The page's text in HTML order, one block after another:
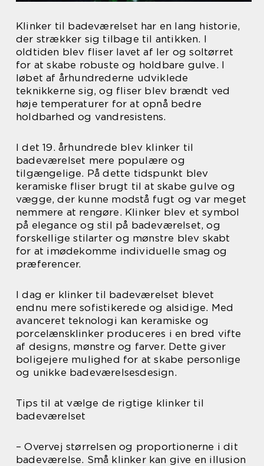
Klinker til badeværelset har en lang historie,
der strækker sig tilbage til antikken. I
oldtiden blev fliser lavet af ler og soltørret
for at skabe robuste og holdbare gulve. I
løbet af århundrederne udviklede
teknikkerne sig, og fliser blev brændt ved
høje temperaturer for at opnå bedre
holdbarhed og vandresistens.
I det 19. århundrede blev klinker til
badeværelset mere populære og
tilgængelige. På dette tidspunkt blev
keramiske fliser brugt til at skabe gulve og
vægge, der kunne modstå fugt og var meget
nemmere at rengøre. Klinker blev et symbol
på elegance og stil på badeværelset, og
forskellige stilarter og mønstre blev skabt
for at imødekomme individuelle smag og
præferencer.
I dag er klinker til badeværelset blevet
endnu mere sofistikerede og alsidige. Med
avanceret teknologi kan keramiske og
porcelænsklinker produceres i en bred vifte
af designs, mønstre og farver. Dette giver
boligejere mulighed for at skabe personlige
og unikke badeværelsesdesign.
Tips til at vælge de rigtige klinker til
badeværelset
– Overvej størrelsen og proportionerne i dit
badeværelse. Små klinker kan give en illusion